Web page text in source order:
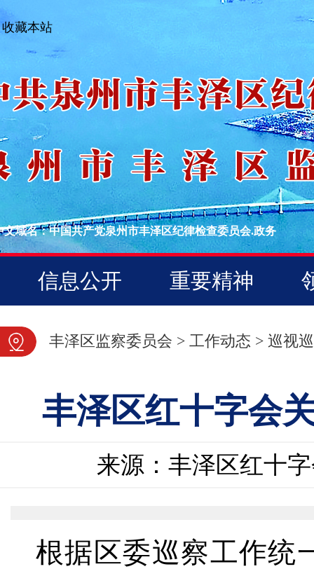
收藏本站
文域名：中国共产党泉州市丰泽区纪律检查委员会.政务
信息公开 重要精神
图片新闻
丰泽区监察委员会 > 工作动态 > 巡视
丰泽区红十字会
来源：丰泽区红十
根据区委巡察工作统